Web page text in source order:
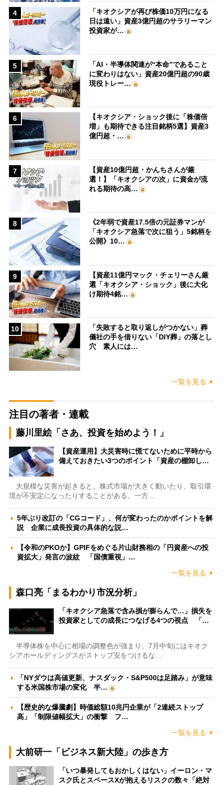
4
「キオクシアが再び株価10万円になる
日は遠い」資産3億円超のサラリーマン
投資家が…
5
「AI・半導体関連が“本命”であること
に変わりはない」資産20億円超の90歳
現役トレー…
6
【キオクシア・ショック後に「株価倍
増」も期待できる注目銘柄5選】資産3
億円超・…
7
【資産10億円超・かんちさんが厳
選！】「キオクシアの次」に資金が流
れる期待の高…
8
《2年弱で資産17.5倍の元証券マンが
「キオクシア急落で次に狙う」5銘柄を
公開》10…
9
【資産11億円マック・チェリーさん厳
選「キオクシア・ショック」後に大化
け期待4銘…
10
「失敗すると取り返しがつかない」葬
儀社の手を借りない「DIY葬」の落とし
穴 素人には…
一覧を見る
注目の著者・連載
藤川里絵「さあ、投資を始めよう！」
【資産運用】大災害時に慌てないために平時から
備えておきたい3つのポイント「資産の棚卸し…
大規模な災害が起きると、株式市場が大きく動いたり、取引環
境が不安定になったりすることがある。一方…
5年ぶり改訂の「CGコード」、何が変わったのかポイントを解
説 企業に成長投資の具体的な説…
【令和のPKOか】GPIFをめぐる片山財務相の「円資産への投
資拡大」発言の波紋 「国債重視」…
一覧を見る
森口亮「まるわかり市況分析」
「キオクシア急落で含み損が膨らんで…」損失を
投資家としての成長につなげる4つの視点 「…
半導体株を中心に相場の調整色が強まり、7月中旬にはキオク
シアホールディングスがストップ安をつけるな…
「NYダウは高値更新、ナスダック・S&P500は足踏み」が意味
する米国株市場の変化 半…
【歴史的な爆騰劇】時価総額10兆円企業が「2連続ストップ
高」「制限値幅拡大」の衝撃 フ…
一覧を見る
大前研一「ビジネス新大陸」の歩き方
「いつ暴発してもおかしくはない」イーロン・マ
スク氏とスペースXが抱えるリスクの数々「絶対